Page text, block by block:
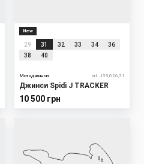
New
29 31 32 33 34
36
38
40
Мотоджинси art. J59,026,31
Джинси Spidi J TRACKER
10 500 грн